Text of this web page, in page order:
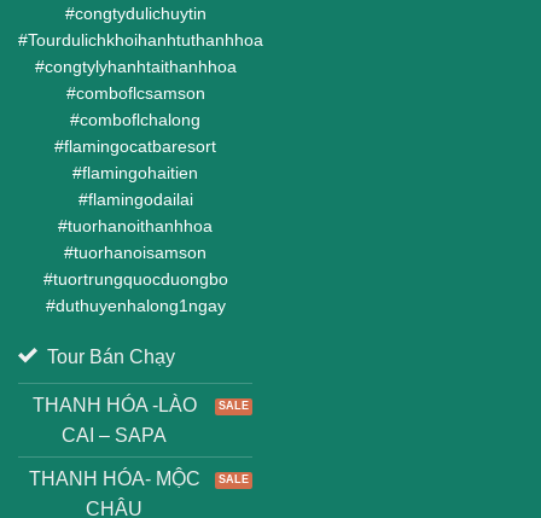
#congtydulichuytin
#Tourdulichkhoihanhtuthanhhoa
#congtylyhanhtaithanhhoa
#comboflcsamson
#comboflchalong
#flamingocatbaresort
#flamingohaitien
#flamingodailai
#tuorhanoithanhhoa
#tuorhanoisamson
#tuortrungquocduongbo
#duthuyenhalong1ngay
Tour Bán Chạy
THANH HÓA -LÀO
CAI – SAPA
THANH HÓA- MỘC
CHÂU